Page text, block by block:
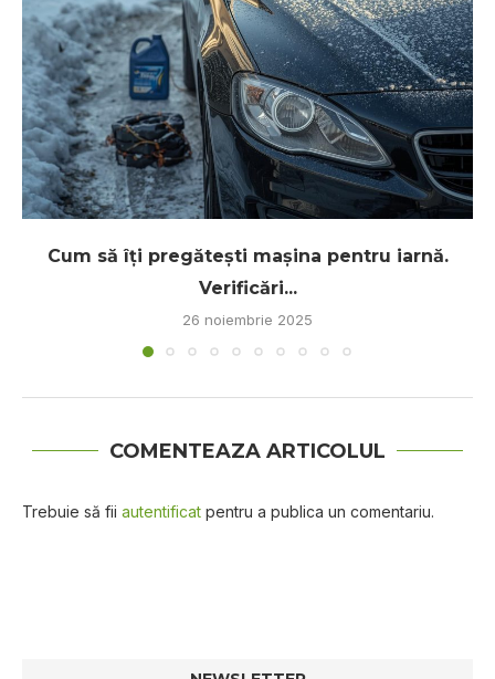
Cum să îți pregătești mașina pentru iarnă.
Verificări...
26 noiembrie 2025
COMENTEAZA ARTICOLUL
Trebuie să fii autentificat pentru a publica un comentariu.